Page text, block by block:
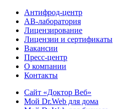
Антифрод-центр
АВ-лаборатория
Лицензирование
Лицензии и сертификаты
Вакансии
Пресс-центр
О компании
Контакты
Сайт «Доктор Веб»
Мой Dr.Web для дома